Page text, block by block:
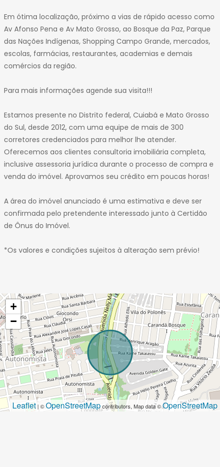
Em ótima localização, próximo a vias de rápido acesso como
Av Afonso Pena e Av Mato Grosso, ao Bosque da Paz, Parque
das Nações Indígenas, Shopping Campo Grande, mercados,
escolas, farmácias, restaurantes, academias e demais
comércios da região.
Para mais informações agende sua visita!!!
Estamos presente no Distrito federal, Cuiabá e Mato Grosso
do Sul, desde 2012, com uma equipe de mais de 300
corretores credenciados para melhor lhe atender.
Oferecemos aos clientes consultoria imobiliária completa,
inclusive assessoria jurídica durante o processo de compra e
venda do imóvel. Aprovamos seu crédito em poucas horas!
A área do imóvel anunciado é uma estimativa e deve ser
confirmada pelo pretendente interessado junto à Certidão
de Ônus do Imóvel.
*Os valores e condições sujeitos à alteração sem prévio!
+
−
Leaflet | ©OpenStreetMapcontributors, Map data ©OpenStreetMap